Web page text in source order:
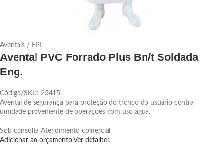
Aventais / EPI
Avental PVC Forrado Plus Bn/t Soldada
Eng.
Código/SKU: 25415
Avental de segurança para proteção do tronco do usuário contra
umidade proveniente de operações com uso água.
Sob consulta Atendimento comercial
Adicionar ao orçamento Ver detalhes